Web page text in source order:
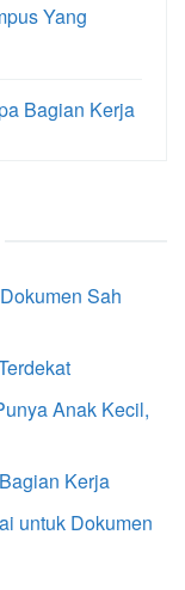
Yang
Bagian Kerja
Sah
Anak Kecil,
Kerja
untuk Dokumen